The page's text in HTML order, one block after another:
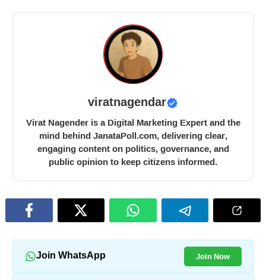
viratnagendar
Virat Nagender is a Digital Marketing Expert and the
mind behind JanataPoll.com, delivering clear,
engaging content on politics, governance, and
public opinion to keep citizens informed.
Join WhatsApp Join Now